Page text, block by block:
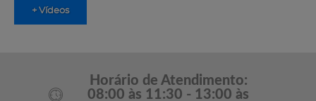
+ Vídeos
Horário de Atendimento:
08:00 às 11:30 - 13:00 às